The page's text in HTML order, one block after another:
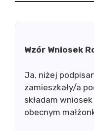
Wzór Wniosek
Ja, niżej
zamieszkały/a
składam
obecnym